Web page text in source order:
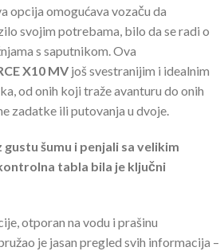
opcija omogućava vozaču da
svojim potrebama, bilo da se radi o
s saputnikom. Ova
X10 MV još svestranijim i idealnim
od onih koji traže avanturu do onih
zadatke ili putovanja u dvoje.
šumu i penjali sa velikim
tabla bila je ključni
otporan na vodu i prašinu
je jasan pregled svih informacija –